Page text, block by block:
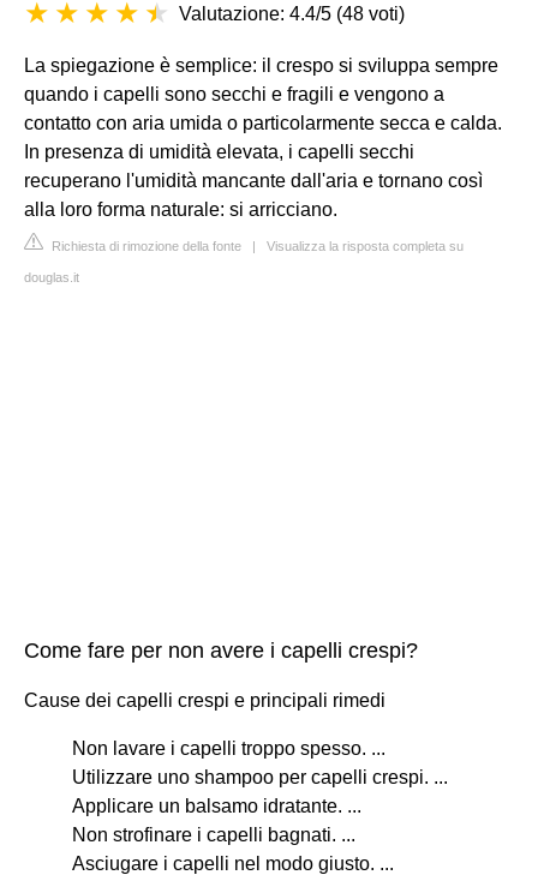
Valutazione: 4.4/5 (48 voti)
La spiegazione è semplice: il crespo si sviluppa sempre
quando i capelli sono secchi e fragili e vengono a
contatto con aria umida o particolarmente secca e calda.
In presenza di umidità elevata, i capelli secchi
recuperano l'umidità mancante dall'aria e tornano così
alla loro forma naturale: si arricciano.
Richiesta di rimozione della fonte | Visualizza la risposta completa su
douglas.it
Come fare per non avere i capelli crespi?
Cause dei capelli crespi e principali rimedi
Non lavare i capelli troppo spesso. ...
Utilizzare uno shampoo per capelli crespi. ...
Applicare un balsamo idratante. ...
Non strofinare i capelli bagnati. ...
Asciugare i capelli nel modo giusto. ...